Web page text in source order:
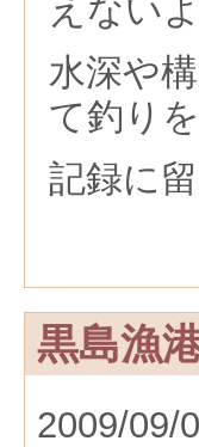
えない
水深や
て釣り
記録に
黒島漁
2009/09/